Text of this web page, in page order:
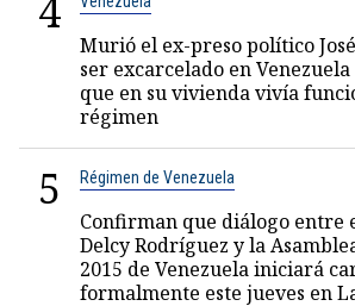
4
Murió el ex-preso político
ser excarcelado en
que en su vivienda vivía
régimen
5 Régimen de Venezuela
Confirman que diálogo entre
Delcy Rodríguez y la
2015 de Venezuela iniciará
formalmente este jueves en